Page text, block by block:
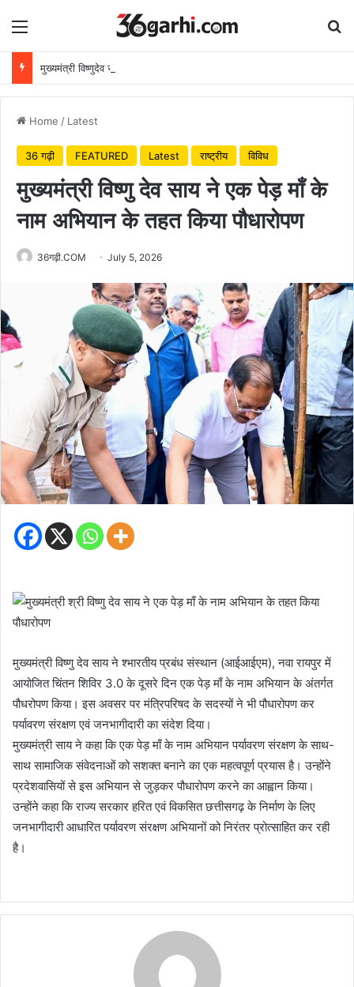
Menu
Home / Latest
36 गढ़ी FEATURED Latest राष्ट्रीय विविध
मुख्यमंत्री विष्णु देव साय ने एक पेड़ माँ के
नाम अभियान के तहत किया पौधारोपण
36गढ़ी.COM July 5, 2026
मुख्यमंत्री विष्णु देव साय ने श्भारतीय प्रबंध संस्थान (आईआईएम), नवा रायपुर में
आयोजित चिंतन शिविर 3.0 के दूसरे दिन एक पेड़ माँ के नाम अभियान के अंतर्गत
पौधरोपण किया। इस अवसर पर मंत्रिपरिषद के सदस्यों ने भी पौधारोपण कर
पर्यावरण संरक्षण एवं जनभागीदारी का संदेश दिया।
मुख्यमंत्री साय ने कहा कि एक पेड़ माँ के नाम अभियान पर्यावरण संरक्षण के साथ-
साथ सामाजिक संवेदनाओं को सशक्त बनाने का एक महत्वपूर्ण प्रयास है। उन्होंने
प्रदेशवासियों से इस अभियान से जुड़कर पौधारोपण करने का आह्वान किया।
उन्होंने कहा कि राज्य सरकार हरित एवं विकसित छत्तीसगढ़ के निर्माण के लिए
जनभागीदारी आधारित पर्यावरण संरक्षण अभियानों को निरंतर प्रोत्साहित कर रही
है।